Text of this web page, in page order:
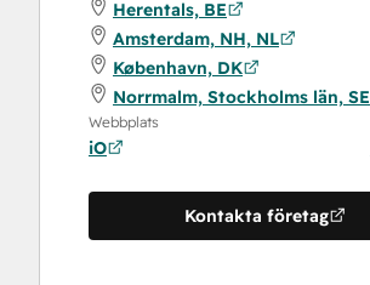
Herentals, BE
Amsterdam, NH, NL
København, DK
Norrmalm, Stockholms län, SE
Webbplats
iO
Kontakta företag